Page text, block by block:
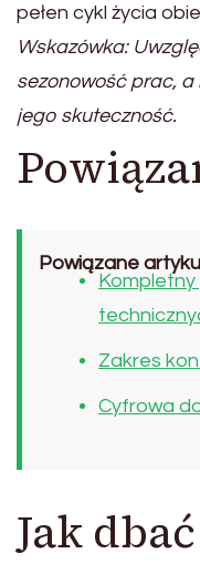
pełen cykl życia
Wskazówka:
sezonowość prac,
jego skuteczność.
Powiązane
Zakres
Cyfrowa
Jak